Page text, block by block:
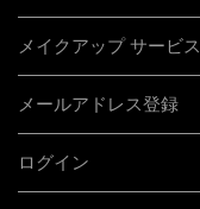
メイクアップ サービス
メールアドレス登録
ログイン